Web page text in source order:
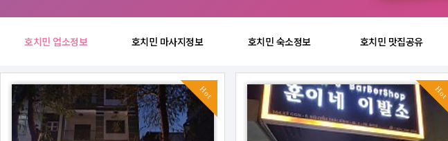
호치민 업소정보 호치민 마사지정보 호치민 숙소정보 호치민 맛집공유
Hot Hot